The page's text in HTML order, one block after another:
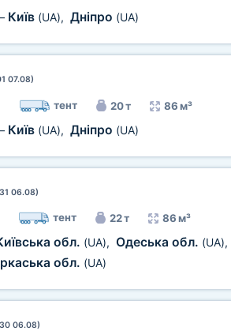
Київ (UA), Дніпро (UA)
07.08)
тент 20 т 86 м³
Київ (UA), Дніпро (UA)
06.08)
тент 22 т 86 м³
обл. (UA), Одеська обл. (UA),
обл. (UA)
06.08)